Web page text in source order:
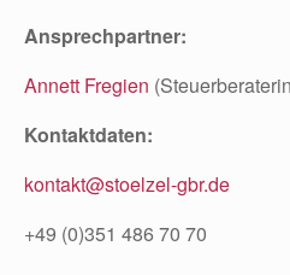
Ansprechpartner:
Annett Fregien
Kontaktdaten:
kontakt@stoelzel-gbr.de
+49 (0)351 486 70 70